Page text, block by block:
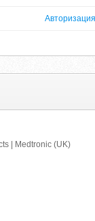
Авторизация
| Medtronic (UK)